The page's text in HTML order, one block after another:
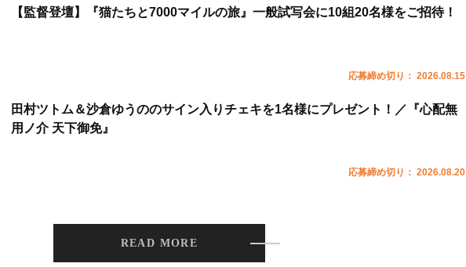
【監督登壇】『猫たちと7000マイルの旅』一般試写会に10組20名様をご招待！
応募締め切り： 2026.08.15
田村ツトム＆沙倉ゆうののサイン入りチェキを1名様にプレゼント！／『心配無
用ノ介 天下御免』
応募締め切り： 2026.08.20
READ MORE